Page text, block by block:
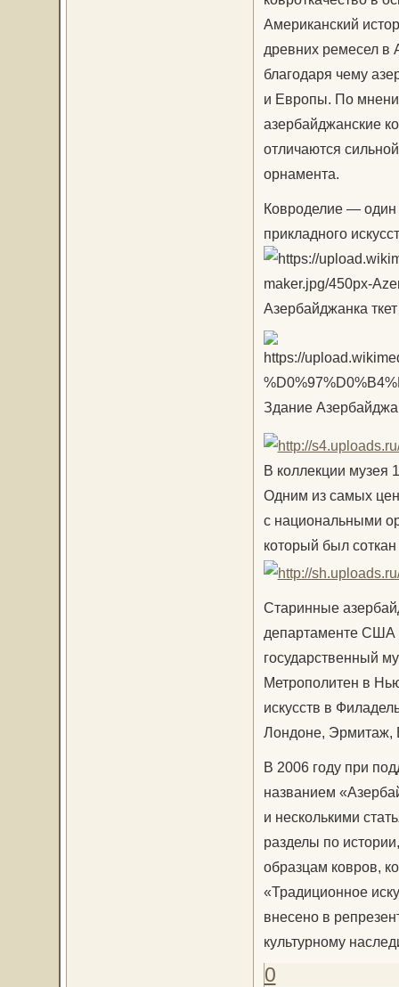
Американский
древних ремесел в
благодаря чему
и Европы. По
азербайджанские
отличаются
орнамента.
Ковроделие — один
прикладного
Азербайджанка
Здание
В коллекции музея
Одним из самых
с национальными
который был
Старинные
департаменте США
государственный
Метрополитен в
искусств в
Лондоне, Эрмитаж,
В 2006 году при
названием
и несколькими
разделы по
образцам ковров,
«Традиционное
внесено в
культурному
0